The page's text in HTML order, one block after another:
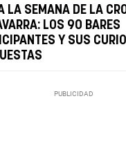
LA SEMANA DE LA
LOS 90 BARES
Y SUS